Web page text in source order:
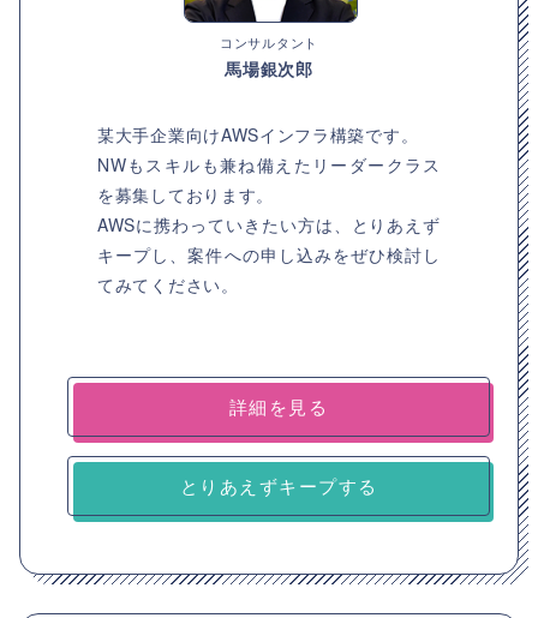
コンサルタント
馬場銀次郎
某大手企業向けAWSインフラ構築です。
NWもスキルも兼ね備えたリーダークラス
を募集しております。
AWSに携わっていきたい方は、とりあえず
キープし、案件への申し込みをぜひ検討し
てみてください。
詳細を見る
とりあえずキープする